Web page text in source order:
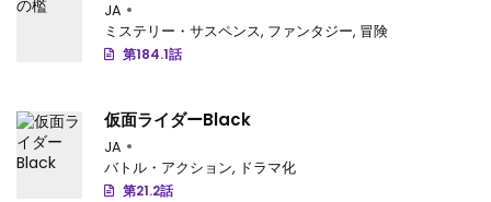
JA
ミステリー・サスペンス, ファンタジー, 冒険
第184.1話
仮面ライダーBlack
JA
バトル・アクション, ドラマ化
第21.2話